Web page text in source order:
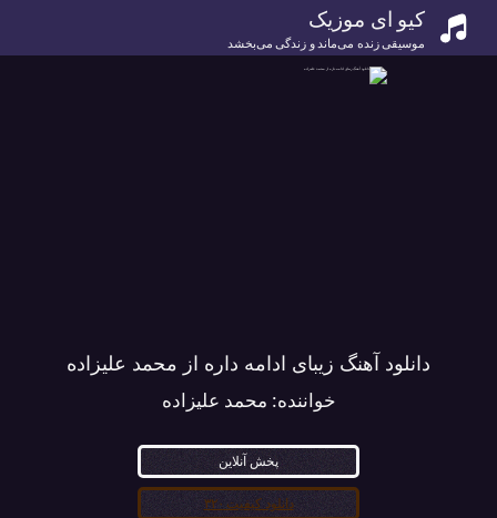
کیو ای موزیک
موسیقی زنده می‌ماند و زندگی می‌بخشد
دانلود آهنگ زیبای ادامه داره از محمد علیزاده
خواننده: محمد علیزاده
پخش آنلاین
دانلود کیفیت ۳۲۰